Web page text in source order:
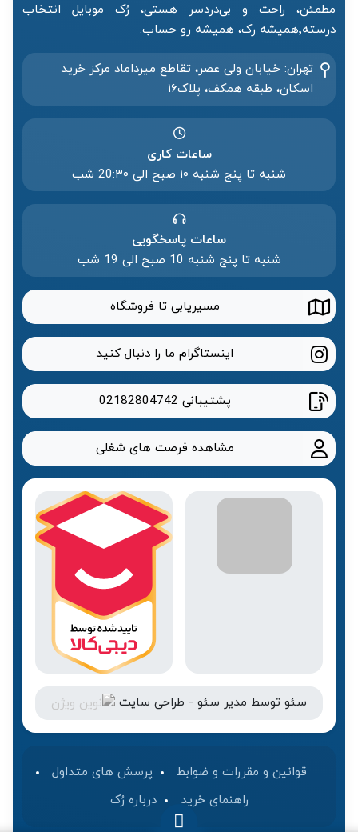
مطمئن، راحت و بی‌دردسر هستی، رُک موبایل انتخاب
درسته٬همیشه رک، همیشه رو حساب.
تهران: خیابان ولی عصر، تقاطع میرداماد مرکز خرید‌
اسکان، طبقه همکف، پلاک۱۶
ساعات کاری
شنبه تا پنج شنبه ۱۰ صبح الی 20:۳۰ شب
ساعات پاسخگویی
شنبه تا پنج شنبه 10 صبح الی 19 شب
مسیریابی تا فروشگاه
اینستاگرام ما را دنبال کنید
پشتیبانی 02182804742
مشاهده فرصت های شغلی
سئو توسط مدیر سئو - طراحی سایت
قوانین و مقررات و ضوابط
پرسش های متداول
راهنمای خرید
درباره رُک‌